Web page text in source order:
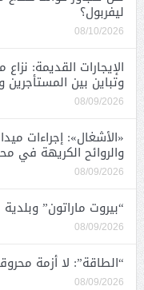
ليفربول؟
08/10/2026
الإيجارات القديمة:
وتباين بين المستأجرين
08/09/2026
«الأشغال»: إجراءات
والروائح الكريهة في
08/09/2026
“بيروت ماراتون”
08/09/2026
“الطاقة”: لا أزمة
08/09/2026